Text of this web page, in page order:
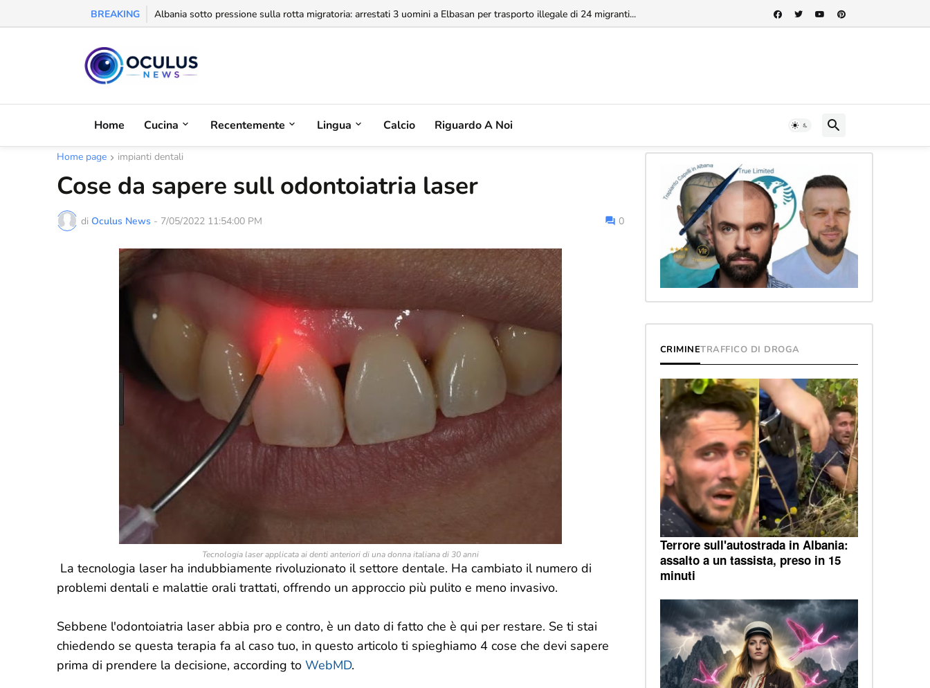
BREAKING Behgjet Pacolli: "Se sarà revocata la concessione dell'Aeroporto di Valona, MABCO ricorrerà all'arbitrato internazionale"...
Home Cucina Recentemente Lingua Calcio Riguardo A Noi
Home page impianti dentali
Cose da sapere sull odontoiatria laser
di Oculus News - 7/05/2022 11:54:00 PM 0
Tecnologia laser applicata ai denti anteriori di una donna italiana di 30 anni
La tecnologia laser ha indubbiamente rivoluzionato il settore dentale. Ha cambiato il numero di
problemi dentali e malattie orali trattati, offrendo un approccio più pulito e meno invasivo.
Sebbene l'odontoiatria laser abbia pro e contro, è un dato di fatto che è qui per restare. Se ti stai
chiedendo se questa terapia fa al caso tuo, in questo articolo ti spieghiamo 4 cose che devi sapere
prima di prendere la decisione, according to WebMD.
CRIMINETRAFFICO DI DROGA
Terrore sull'autostrada in Albania:
assalto a un tassista, preso in 15
minuti